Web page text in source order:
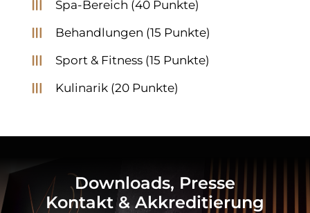
Spa-Bereich (40 Punkte)
Behandlungen (15 Punkte)
Sport & Fitness (15 Punkte)
Kulinarik (20 Punkte)
Downloads, Presse
Kontakt & Akkreditierung